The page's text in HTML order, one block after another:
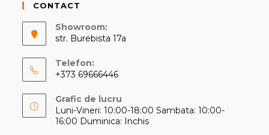
CONTACT
Showroom:
str. Burebista 17a
Telefon:
+373 69666446
in
your
Grafic de lucru
Luni-Vineri: 10:00-18:00 Sambata: 10:00-
16:00 Duminica: Inchis